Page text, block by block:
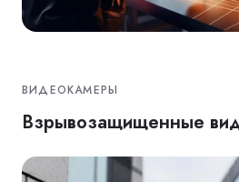
ВИДЕОКАМЕРЫ
Взрывозащищенные